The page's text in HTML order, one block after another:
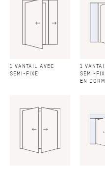
1 VANTAIL AVEC
SEMI-FIXE
1
SEMI-
EN